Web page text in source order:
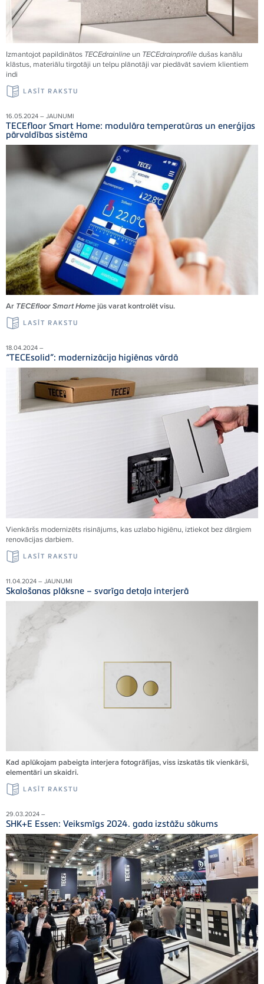
Izmantojot papildinātos TECEdrainline un TECEdrainprofiledušas kanālu
klāstus, materiālu tirgotāji un telpu plānotāji var piedāvāt saviem klientiem
indi
LASĪT RAKSTU
16.05.2024 – JAUNUMI
TECEfloor Smart Home: modulāra temperatūras un enerģijas
pārvaldības sistēma
Ar TECEfloor Smart Homejūs varat kontrolēt visu.
LASĪT RAKSTU
18.04.2024 –
“TECEsolid”: modernizācija higiēnas vārdā
Vienkāršs modernizēts risinājums, kas uzlabo higiēnu, iztiekot bez dārgiem
renovācijas darbiem.
LASĪT RAKSTU
11.04.2024 – JAUNUMI
Skalošanas plāksne – svarīga detaļa interjerā
Kad aplūkojam pabeigta interjera fotogrāfijas, viss izskatās tik vienkārši,
elementāri un skaidri.
LASĪT RAKSTU
29.03.2024 –
SHK+E Essen: Veiksmīgs 2024. gada izstāžu sākums